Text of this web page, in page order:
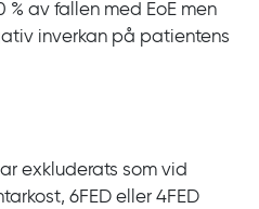
% av fallen med EoE men
inverkan på patientens
exkluderats som vid
6FED eller 4FED